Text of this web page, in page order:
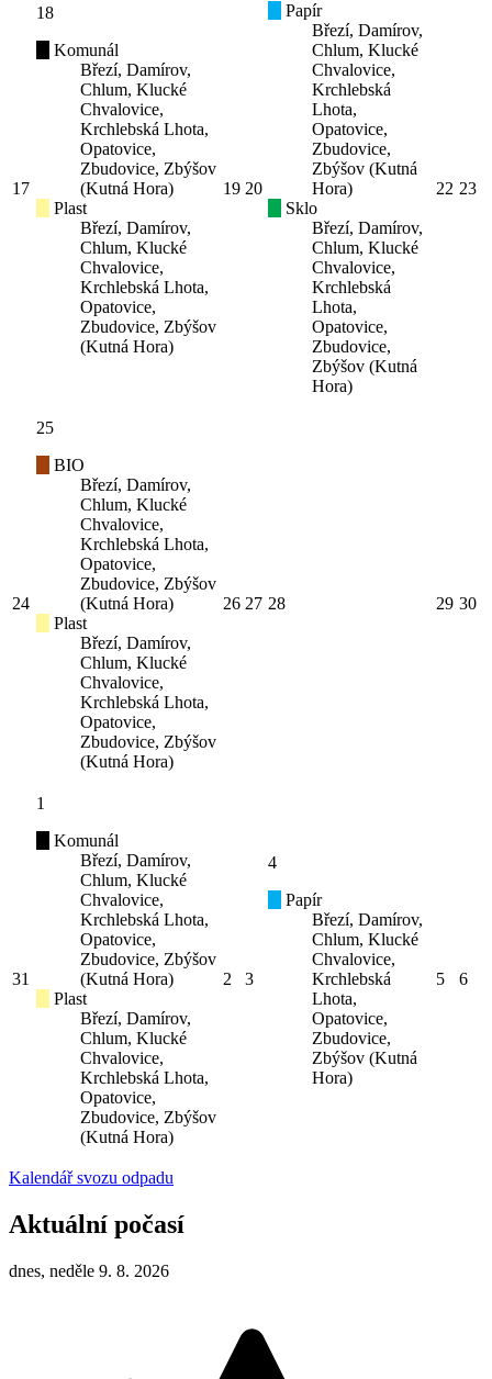
17
18
Komunál
Březí, Damírov,
Chlum, Klucké
Chvalovice,
Krchlebská Lhota,
Opatovice,
Zbudovice, Zbýšov
(Kutná Hora)
Plast
Březí, Damírov,
Chlum, Klucké
Chvalovice,
Krchlebská Lhota,
Opatovice,
Zbudovice, Zbýšov
(Kutná Hora)
19 20
Papír
Březí, Damírov,
Chlum, Klucké
Chvalovice,
Krchlebská
Lhota,
Opatovice,
Zbudovice,
Zbýšov (Kutná
Hora)
Sklo
Březí, Damírov,
Chlum, Klucké
Chvalovice,
Krchlebská
Lhota,
Opatovice,
Zbudovice,
Zbýšov (Kutná
Hora)
22 23
24
25
BIO
Březí, Damírov,
Chlum, Klucké
Chvalovice,
Krchlebská Lhota,
Opatovice,
Zbudovice, Zbýšov
(Kutná Hora)
Plast
Březí, Damírov,
Chlum, Klucké
Chvalovice,
Krchlebská Lhota,
Opatovice,
Zbudovice, Zbýšov
(Kutná Hora)
26 27 28 29 30
31
1
Komunál
Březí, Damírov,
Chlum, Klucké
Chvalovice,
Krchlebská Lhota,
Opatovice,
Zbudovice, Zbýšov
(Kutná Hora)
Plast
Březí, Damírov,
Chlum, Klucké
Chvalovice,
Krchlebská Lhota,
Opatovice,
Zbudovice, Zbýšov
(Kutná Hora)
2 3
4
Papír
Březí, Damírov,
Chlum, Klucké
Chvalovice,
Krchlebská
Lhota,
Opatovice,
Zbudovice,
Zbýšov (Kutná
Hora)
5 6
Kalendář svozu odpadu
Aktuální počasí
dnes, neděle 9. 8. 2026